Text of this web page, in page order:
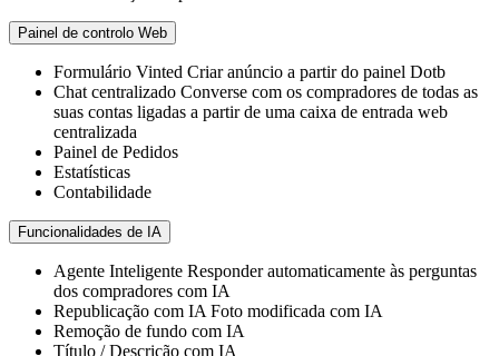
Painel de controlo Web
Formulário Vinted Criar anúncio a partir do painel Dotb
Chat centralizado Converse com os compradores de todas as
suas contas ligadas a partir de uma caixa de entrada web
centralizada
Painel de Pedidos
Estatísticas
Contabilidade
Funcionalidades de IA
Agente Inteligente Responder automaticamente às perguntas
dos compradores com IA
Republicação com IA Foto modificada com IA
Remoção de fundo com IA
Título / Descrição com IA